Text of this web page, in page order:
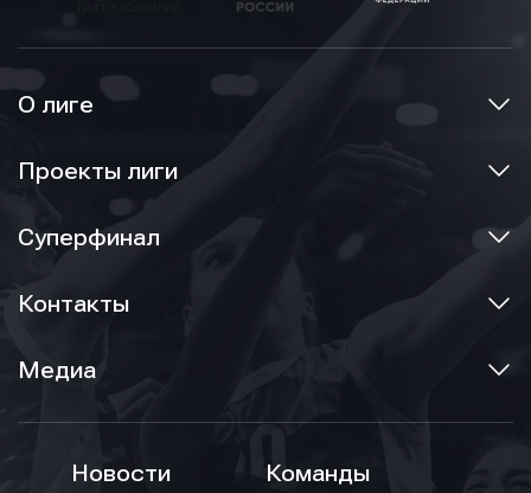
О лиге
Проекты лиги
Суперфинал
Контакты
Медиа
Новости
Команды